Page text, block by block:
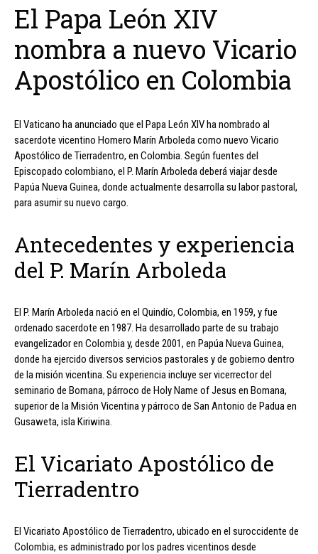
El Papa León XIV
nombra a nuevo Vicario
Apostólico en Colombia
El Vaticano ha anunciado que el Papa León XIV ha nombrado al
sacerdote vicentino Homero Marín Arboleda como nuevo Vicario
Apostólico de Tierradentro, en Colombia. Según fuentes del
Episcopado colombiano, el P. Marín Arboleda deberá viajar desde
Papúa Nueva Guinea, donde actualmente desarrolla su labor pastoral,
para asumir su nuevo cargo.
Antecedentes y experiencia
del P. Marín Arboleda
El P. Marín Arboleda nació en el Quindío, Colombia, en 1959, y fue
ordenado sacerdote en 1987. Ha desarrollado parte de su trabajo
evangelizador en Colombia y, desde 2001, en Papúa Nueva Guinea,
donde ha ejercido diversos servicios pastorales y de gobierno dentro
de la misión vicentina. Su experiencia incluye ser vicerrector del
seminario de Bomana, párroco de Holy Name of Jesus en Bomana,
superior de la Misión Vicentina y párroco de San Antonio de Padua en
Gusaweta, isla Kiriwina.
El Vicariato Apostólico de
Tierradentro
El Vicariato Apostólico de Tierradentro, ubicado en el suroccidente de
Colombia, es administrado por los padres vicentinos desde